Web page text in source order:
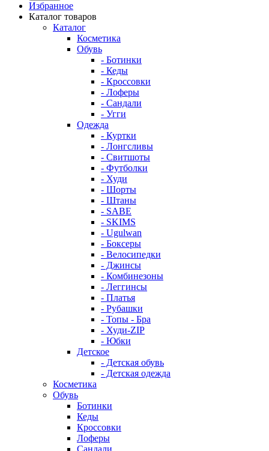
Избранное
Каталог товаров
Каталог
Косметика
Обувь
- Ботинки
- Кеды
- Кроссовки
- Лоферы
- Сандали
- Угги
Одежда
- Куртки
- Лонгсливы
- Свитшоты
- Футболки
- Худи
- Шорты
- Штаны
- SABE
- SKIMS
- Ugulwan
- Боксеры
- Велосипедки
- Джинсы
- Комбинезоны
- Леггинсы
- Платья
- Рубашки
- Топы - Бра
- Худи-ZIP
- Юбки
Детское
- Детская обувь
- Детская одежда
Косметика
Обувь
Ботинки
Кеды
Кроссовки
Лоферы
Сандали